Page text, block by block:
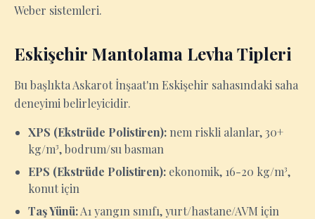
Weber sistemleri.
Eskişehir Mantolama Levha Tipleri
Bu başlıkta Askarot İnşaat'ın Eskişehir sahasındaki saha
deneyimi belirleyicidir.
XPS (Ekstrüde Polistiren): nem riskli alanlar, 30+
kg/m³, bodrum/su basman
EPS (Ekstrüde Polistiren): ekonomik, 16-20 kg/m³,
konut için
Taş Yünü:A1 yangın sınıfı, yurt/hastane/AVM için